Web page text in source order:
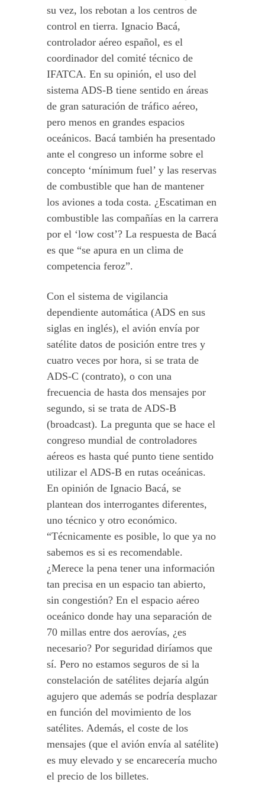
su vez, los rebotan a los centros de
control en tierra. Ignacio Bacá,
controlador aéreo español, es el
coordinador del comité técnico de
IFATCA. En su opinión, el uso del
sistema ADS-B tiene sentido en áreas
de gran saturación de tráfico aéreo,
pero menos en grandes espacios
oceánicos. Bacá también ha presentado
ante el congreso un informe sobre el
concepto ‘mínimum fuel’ y las reservas
de combustible que han de mantener
los aviones a toda costa. ¿Escatiman en
combustible las compañías en la carrera
por el ‘low cost’? La respuesta de Bacá
es que “se apura en un clima de
competencia feroz”.
Con el sistema de vigilancia
dependiente automática (ADS en sus
siglas en inglés), el avión envía por
satélite datos de posición entre tres y
cuatro veces por hora, si se trata de
ADS-C (contrato), o con una
frecuencia de hasta dos mensajes por
segundo, si se trata de ADS-B
(broadcast). La pregunta que se hace el
congreso mundial de controladores
aéreos es hasta qué punto tiene sentido
utilizar el ADS-B en rutas oceánicas.
En opinión de Ignacio Bacá, se
plantean dos interrogantes diferentes,
uno técnico y otro económico.
“Técnicamente es posible, lo que ya no
sabemos es si es recomendable.
¿Merece la pena tener una información
tan precisa en un espacio tan abierto,
sin congestión? En el espacio aéreo
oceánico donde hay una separación de
70 millas entre dos aerovías, ¿es
necesario? Por seguridad diríamos que
sí. Pero no estamos seguros de si la
constelación de satélites dejaría algún
agujero que además se podría desplazar
en función del movimiento de los
satélites. Además, el coste de los
mensajes (que el avión envía al satélite)
es muy elevado y se encarecería mucho
el precio de los billetes.